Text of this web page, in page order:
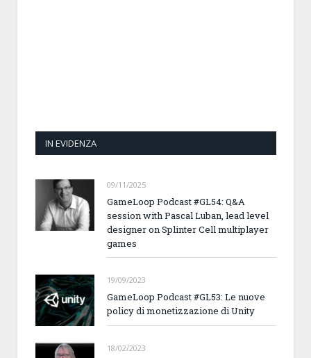
IN EVIDENZA
09/11/2025
GameLoop Podcast #GL54: Q&A
session with Pascal Luban, lead level
designer on Splinter Cell multiplayer
games
19/09/2023
GameLoop Podcast #GL53: Le nuove
policy di monetizzazione di Unity
18/02/2023